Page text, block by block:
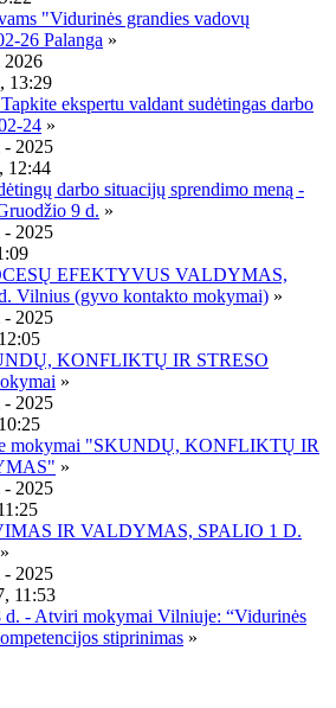
"Vidurinės grandies vadovų
26 Palanga »
13:29
ekspertu valdant sudėtingas darbo
24 »
2025
12:44
darbo situacijų sprendimo meną -
9 d. »
2025
EFEKTYVUS VALDYMAS,
Vilnius (gyvo kontakto mokymai) »
2025
KONFLIKTŲ IR STRESO
»
2025
mokymai "SKUNDŲ, KONFLIKTŲ IR
»
2025
IR VALDYMAS, SPALIO 1 D.
»
2025
11:53
d. - Atviri mokymai Vilniuje: “Vidurinės
stiprinimas »